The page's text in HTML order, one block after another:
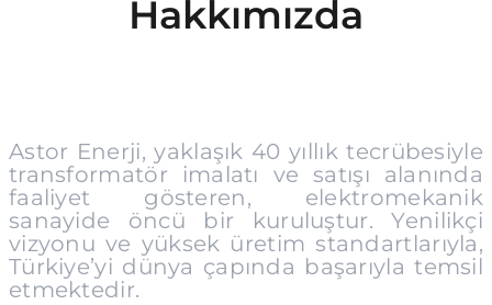
Hakkımızda
Astor Enerji, yaklaşık 40 yıllık tecrübesiyle
transformatör imalatı ve satışı alanında
faaliyet gösteren, elektromekanik
sanayide öncü bir kuruluştur. Yenilikçi
vizyonu ve yüksek üretim standartlarıyla,
Türkiye’yi dünya çapında başarıyla temsil
etmektedir.